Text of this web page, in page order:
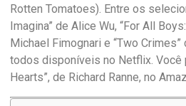
Rotten Tomatoes). Entre os
Imagina” de Alice Wu, “For All
Michael Fimognari e “Two
todos disponíveis no Netflix. Você
Hearts”, de Richard Ranne, no